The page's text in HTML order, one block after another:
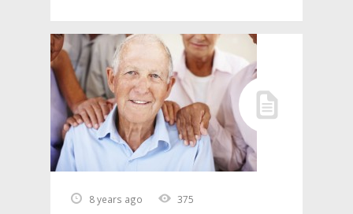
8 years ago 375